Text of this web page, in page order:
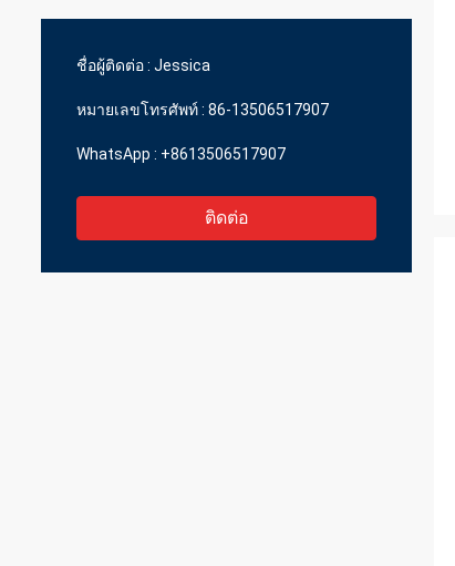
ชื่อผู้ติดต่อ : Jessica
หมายเลขโทรศัพท์ : 86-13506517907
WhatsApp : +8613506517907
ติดต่อ